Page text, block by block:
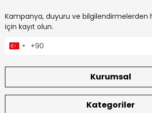
Kampanya, duyuru ve bilgilendirmelerden
için kayıt olun.
Kurumsal
Kategoriler